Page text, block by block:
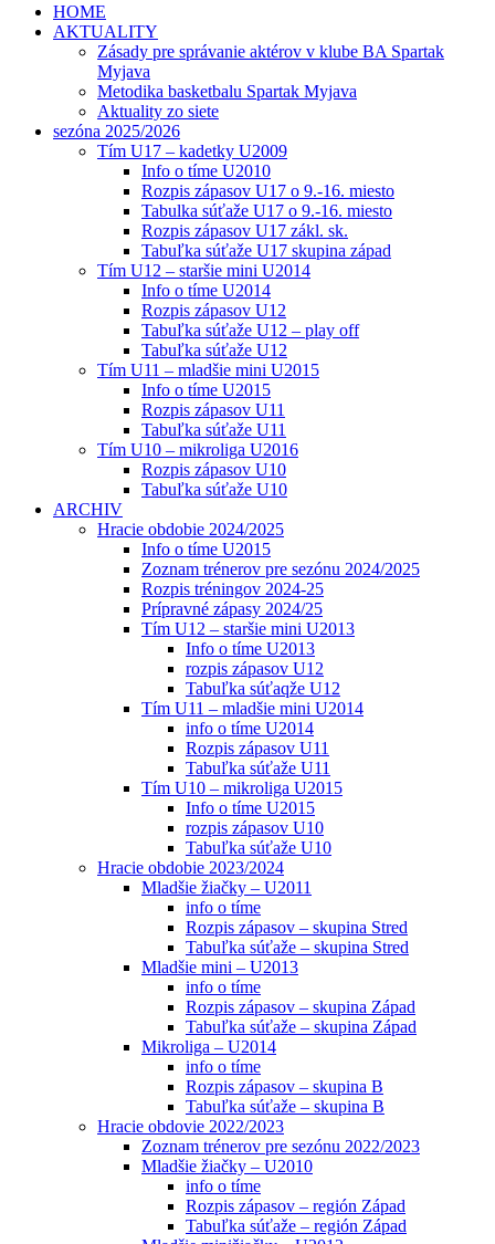
HOME
AKTUALITY
Zásady pre správanie aktérov v klube BA Spartak
Myjava
Metodika basketbalu Spartak Myjava
Aktuality zo siete
sezóna 2025/2026
Tím U17 – kadetky U2009
Info o tíme U2010
Rozpis zápasov U17 o 9.-16. miesto
Tabulka súťaže U17 o 9.-16. miesto
Rozpis zápasov U17 zákl. sk.
Tabuľka súťaže U17 skupina západ
Tím U12 – staršie mini U2014
Info o tíme U2014
Rozpis zápasov U12
Tabuľka súťaže U12 – play off
Tabuľka súťaže U12
Tím U11 – mladšie mini U2015
Info o tíme U2015
Rozpis zápasov U11
Tabuľka súťaže U11
Tím U10 – mikroliga U2016
Rozpis zápasov U10
Tabuľka súťaže U10
ARCHIV
Hracie obdobie 2024/2025
Info o tíme U2015
Zoznam trénerov pre sezónu 2024/2025
Rozpis tréningov 2024-25
Prípravné zápasy 2024/25
Tím U12 – staršie mini U2013
Info o tíme U2013
rozpis zápasov U12
Tabuľka súťaqže U12
Tím U11 – mladšie mini U2014
info o tíme U2014
Rozpis zápasov U11
Tabuľka súťaže U11
Tím U10 – mikroliga U2015
Info o tíme U2015
rozpis zápasov U10
Tabuľka súťaže U10
Hracie obdobie 2023/2024
Mladšie žiačky – U2011
info o tíme
Rozpis zápasov – skupina Stred
Tabuľka súťaže – skupina Stred
Mladšie mini – U2013
info o tíme
Rozpis zápasov – skupina Západ
Tabuľka súťaže – skupina Západ
Mikroliga – U2014
info o tíme
Rozpis zápasov – skupina B
Tabuľka súťaže – skupina B
Hracie obdovie 2022/2023
Zoznam trénerov pre sezónu 2022/2023
Mladšie žiačky – U2010
info o tíme
Rozpis zápasov – región Západ
Tabuľka súťaže – región Západ